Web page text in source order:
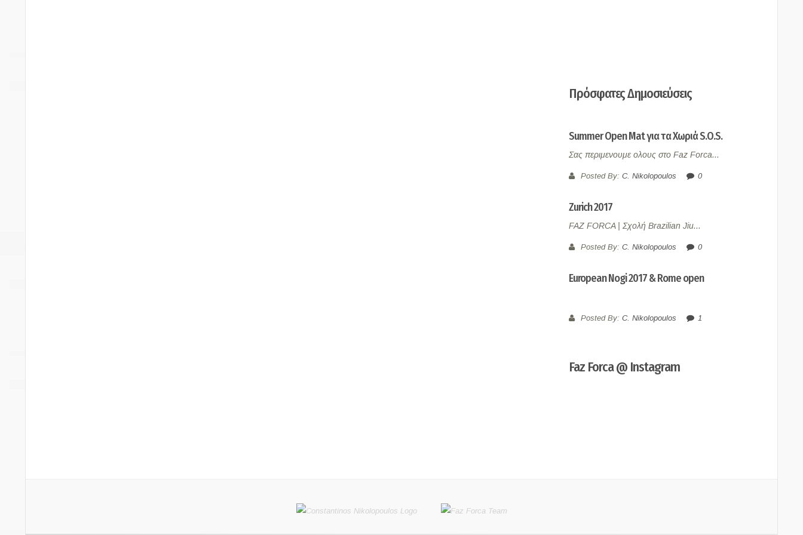
Πρόσφατες Δημοσιεύσεις
Summer Open Mat για τα Χωριά S.O.S.
Σας περιμενουμε ολους στο Faz Forca...
Posted By: C. Nikolopoulos 0
Zurich 2017
FAZ FORCA | Σχολή Brazilian Jiu...
Posted By: C. Nikolopoulos 0
European Nogi 2017 & Rome open
Posted By: C. Nikolopoulos 1
Faz Forca @ Instagram